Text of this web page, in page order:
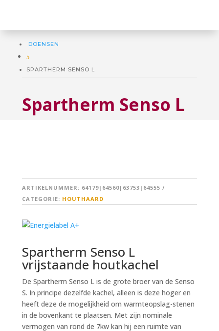
DOENSEN
5
SPARTHERM SENSO L
Spartherm Senso L
ARTIKELNUMMER: 64179|64560|63753|64555
CATEGORIE: HOUTHAARD
Spartherm Senso L
vrijstaande houtkachel
De Spartherm Senso L is de grote broer van de Senso
S. In principe dezelfde kachel, alleen is deze hoger en
heeft deze de mogelijkheid om warmteopslag-stenen
in de bovenkant te plaatsen. Met zijn nominale
vermogen van rond de 7kw kan hij een ruimte van